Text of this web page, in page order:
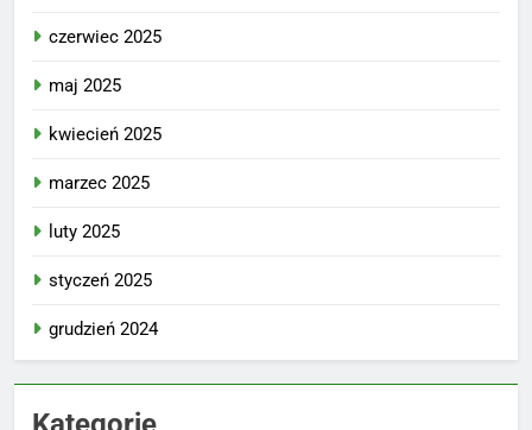
czerwiec 2025
maj 2025
kwiecień 2025
marzec 2025
luty 2025
styczeń 2025
grudzień 2024